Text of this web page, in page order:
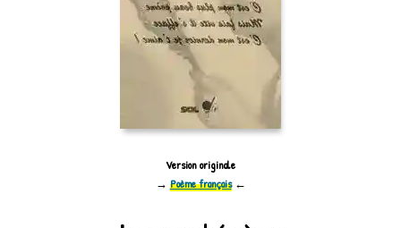
Version originale
→ Poème français←